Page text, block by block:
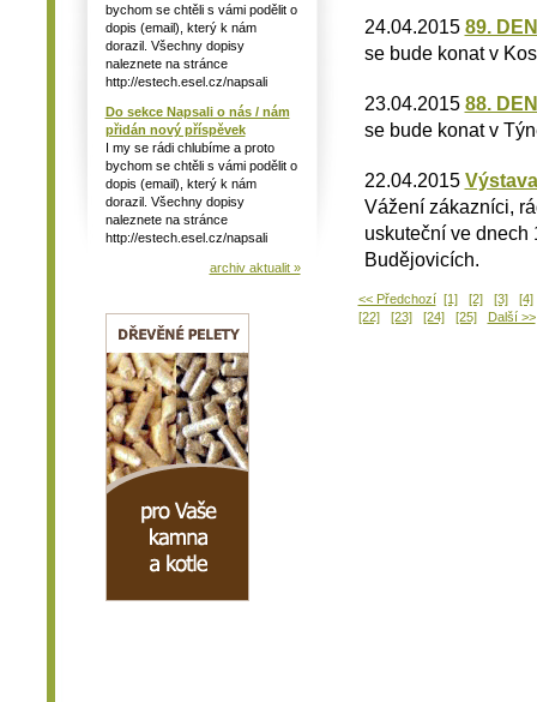
bychom se chtěli s vámi podělit o
dopis (email), který k nám
dorazil. Všechny dopisy
naleznete na stránce
http://estech.esel.cz/napsali
Do sekce Napsali o nás / nám
přidán nový příspěvek
I my se rádi chlubíme a proto
bychom se chtěli s vámi podělit o
dopis (email), který k nám
dorazil. Všechny dopisy
naleznete na stránce
http://estech.esel.cz/napsali
archiv aktualit »
24.04.2015 89.
se bude konat v
23.04.2015 88.
se bude konat v
22.04.2015
Vážení zákazníci,
uskuteční ve dnech
Budějovicích.
<< Předchozí [1] [2] [3]
[4]
[22]
[23] [24] [25] Další >>